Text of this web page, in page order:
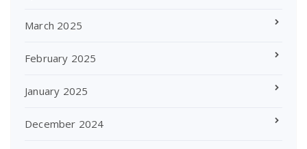
March 2025
February 2025
January 2025
December 2024